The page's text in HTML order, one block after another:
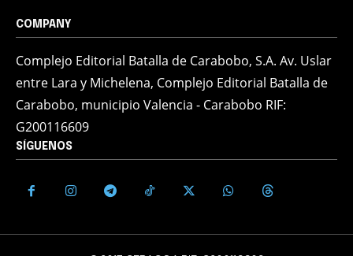
COMPANY
Complejo Editorial Batalla de Carabobo, S.A. Av. Uslar
entre Lara y Michelena, Complejo Editorial Batalla de
Carabobo, municipio Valencia - Carabobo RIF:
G200116609
SÍGUENOS